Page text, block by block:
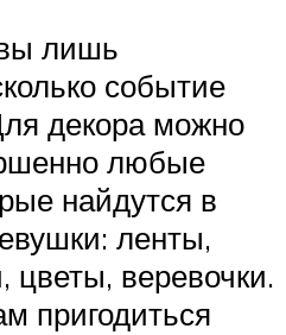
лишь
событие
декора можно
любые
найдутся в
ленты,
цветы, веревочки.
пригодиться